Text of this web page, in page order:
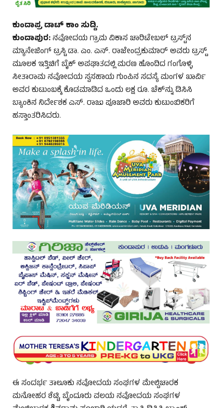
ಕುಂದಾಪ್ರ ಡಾಟ್ ಕಾಂ ಸುದ್ದಿ.
ಕುಂದಾಪುರ:ನವೋದಯ ಗ್ರಾಮ ವಿಕಾಸ ಚಾರಿಟೇಬಲ್ ಟ್ರಸ್ಟ್‌ನ
ಮ್ಯಾನೇಜಿಂಗ್ ಟ್ರಸ್ಟಿ ಡಾ. ಎಂ. ಎನ್. ರಾಜೇಂದ್ರಕುಮಾರ್ ಅವರು ಟ್ರಸ್ಟ್
ಮೂಲಕ ಇತ್ತಿಚಿಗೆ ಬೈಕ್ ಅಪಘಾತದಲ್ಲಿ ಮರಣ ಹೊಂದಿದ ಗಂಗೊಳ್ಳಿ
ಸೀತಾರಾಮ ನವೋದಯ ಸ್ವಸಹಾಯ ಗುಂಪಿನ ಸದಸ್ಯೆ ಮಂಗಳ ಖಾರ್ವಿ
ಅವರ ಕುಟುಂಬಕ್ಕೆ ಕೊಡಮಾಡಿದ ಒಂದು ಲಕ್ಷ ರೂ. ಚೆಕ್‌ನ್ನು ಡಿಸಿಸಿ
ಬ್ಯಾಂಕಿನ ನಿರ್ದೇಶಕ ಎಸ್. ರಾಜು ಪೂಜಾರಿ ಅವರು ಕುಟುಂಬಿಕರಿಗೆ
ಹಸ್ತಾಂತರಿಸಿದರು.
ಈ ಸಂದರ್ಭ ತಾಲೂಕು ನವೋದಯ ಸಂಘಗಳ ಮೇಲ್ವಿಚಾರಕ
ಮನೋಹರ ಶೆಟ್ಟಿ, ಬೈಂದೂರು ವಲಯ ನವೋದಯ ಸಂಘಗಳ